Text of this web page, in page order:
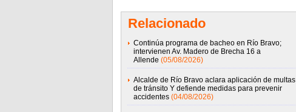
Relacionado
Continúa programa de bacheo en Río Bravo;
intervienen Av. Madero de Brecha 16 a
Allende (05/08/2026)
Alcalde de Río Bravo aclara aplicación de multas
de tránsito Y defiende medidas para prevenir
accidentes (04/08/2026)